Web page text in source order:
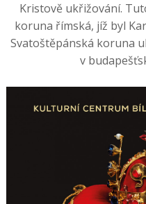
Kristově ukřižování.
koruna římská, jíž byl
Svatoštěpánská koruna
v